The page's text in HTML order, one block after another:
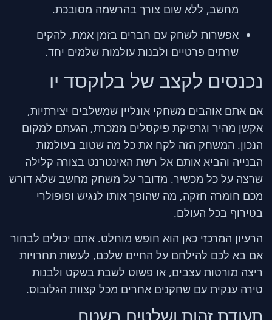
מחשב, ללא שום צורך בהרשמה מסובכת.
אפשרות לשחק עם חברים בזמן אמת, להקים
שרתים פרטיים ולבנות עולמות שלמים יחד.
נכנסים לקצב של בלוקסד יו
אם אתם אוהבים משחקי אונליין שמשלבים יצירתיות,
אקשן מהיר וגרפיקת פיקסלים ממכרת, הגעתם למקום
הנכון. המשחק הזה לקח את כל מה שטוב בעולמות
הבנייה והביא אותם אל רשת האינטרנט בצורה קלילה
שרצה על כל מכשיר. מדובר על משחק מחשב שלא דורש
מכם חומרה חזקה, מה שהופך אותו לנגיש ופופולרי
בטירוף בכל העולם.
הרעיון המרכזי כאן הוא חופש מוחלט. אתם יכולים לבחור
אם בא לכם להילחם על החיים שלכם, לעשות תחרויות
ריצה מורטות עצבים, או פשוט לשבת בשקט ולבנות
טירה ענקית עם שחקנים אחרים מכל קצוות הגלובוס.